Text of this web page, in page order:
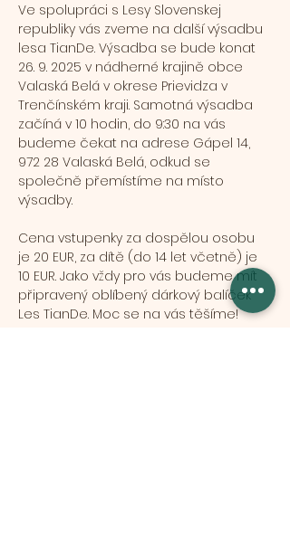
Ve spolupráci s Lesy Slovenskej
republiky vás zveme na další výsadbu
lesa TianDe. Výsadba se bude konat
26. 9. 2025 v nádherné krajině obce
Valaská Belá v okrese Prievidza v
Trenčínském kraji. Samotná výsadba
začíná v 10 hodin, do 9:30 na vás
budeme čekat na adrese Gápel 14,
972 28 Valaská Belá, odkud se
společně přemístíme na místo
výsadby.
Cena vstupenky za dospělou osobu
je 20 EUR, za dítě (do 14 let včetně) je
10 EUR. Jako vždy pro vás budeme mít
připravený oblíbený dárkový balíček
Les TianDe. Moc se na vás těšíme!